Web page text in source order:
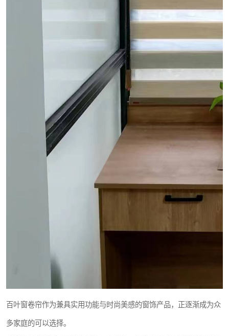
百叶窗卷帘作为兼具实用功能与时尚美感的窗饰产品，正逐渐成为众
多家庭的可以选择。